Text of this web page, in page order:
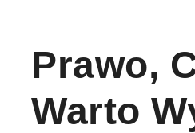
Prawo,
Warto